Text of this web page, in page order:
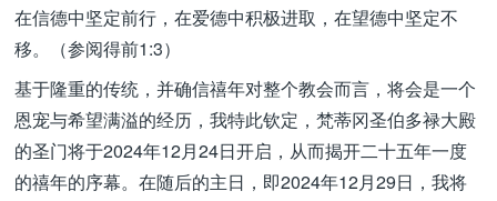
在信德中坚定前行，在爱德中积极进取，在望德中坚定不
移。（参阅得前1:3）
基于隆重的传统，并确信禧年对整个教会而言，将会是一个
恩宠与希望满溢的经历，我特此钦定，梵蒂冈圣伯多禄大殿
的圣门将于2024年12月24日开启，从而揭开二十五年一度
的禧年的序幕。在随后的主日，即2024年12月29日，我将